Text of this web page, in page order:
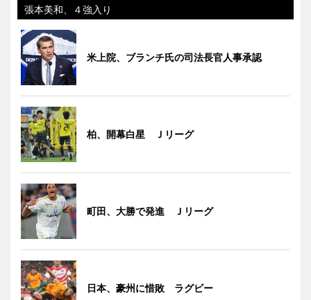
張本美和、４強入り
米上院、ブランチ氏の司法長官人事承認
柏、開幕白星 Ｊリーグ
町田、大勝で発進 Ｊリーグ
日本、豪州に惜敗 ラグビー